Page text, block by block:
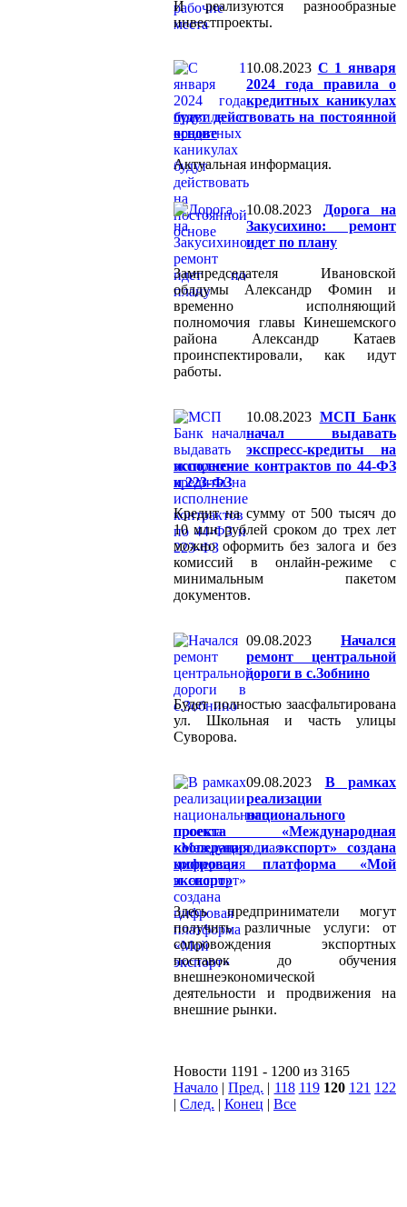
И реализуются разнообразные
инвестпроекты.
10.08.2023 С 1 января
2024 года правила о
кредитных каникулах
будут действовать на постоянной
основе
Актуальная информация.
10.08.2023
Дорога на
Закусихино: ремонт
идет по плану
Зампредседателя Ивановской
облдумы Александр Фомин и
временно исполняющий
полномочия главы Кинешемского
района Александр Катаев
проинспектировали, как идут
работы.
10.08.2023 МСП Банк
начал выдавать
экспресс-кредиты на
исполнение контрактов по 44-ФЗ
и 223-ФЗ
Кредит на сумму от 500 тысяч до
10 млн рублей сроком до трех лет
можно оформить без залога и без
комиссий в онлайн-режиме с
минимальным пакетом
документов.
09.08.2023
Начался
ремонт центральной
дороги в с.Зобнино
Будет полностью заасфальтирована
ул. Школьная и часть улицы
Суворова.
09.08.2023
В рамках
реализации
национального
проекта «Международная
кооперация и экспорт» создана
цифровая платформа «Мой
экспорт»
Здесь предприниматели могут
получить различные услуги: от
сопровождения экспортных
поставок до обучения
внешнеэкономической
деятельности и продвижения на
внешние рынки.
Новости 1191 - 1200 из 3165
Начало |Пред. | 118 119 120 121 122
| След. | Конец | Все